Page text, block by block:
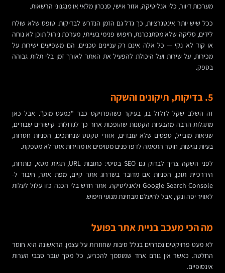
מערכות דיוור, כלי אנליטיקה, אזור אישי, סנכרון מלאי או מנגנוני הרשאות.
ככל שיש יותר אינטגרציות, כך גדל גם הזמן הנדרש לבדיקות. טופס שלא שולח
לידים, סליקה שלא מסתנכרנת, חיפוש פנימי בעייתי, מערכת ניהול תוכן לא נוחה
או קוד לא נקי — כל אלה אינם רק עניינים טכניים. הם משפיעים ישירות על
מכירות, על שירות ועל היכולת להפעיל את האתר לאורך זמן בלי תלות גבוהה
בספק.
5. בדיקות, תיקונים והשקה
זה השלב שקל לזלזל בו, בעיקר כשהפרויקט כבר "כמעט מוכן". אבל כאן
מתגלות הרבה מהבעיות הקטנות שהופכות אחר כך לגדולות: קישורים שבורים,
שגיאות מובייל, טפסים שלא עובדים, אזורי טקסט שנחתכים, הפניות חסרות,
בעיות נגישות, חוסר התאמה לדפדפנים מסוימים או מהירות אתר לא מספקת.
לפני השקה צריך לבדוק גם SEO בסיסי: כתובות URL, תגיות מטא, כותרות,
היררכיית תוכן, הפניות אם מדובר בשדרוג אתר קיים, מפת אתר, חיבור ל-
Google Search Console ולאנליטיקה. אתר חדש בלי הכנה כזו עלול לעלות
לאוויר יפה ונקי, אבל להיעלם מבחינת מנועי חיפוש.
מה הכי מעכב בניית אתר בפועל
לא מעט פרויקטים נמרחים בגלל סיבות שחוזרות על עצמן. הראשונה היא חוסר
החלטה. כאשר אין גורם אחד שמוסמך להכריע, כל מסך עובר סבבי הערות
אינסופיים.